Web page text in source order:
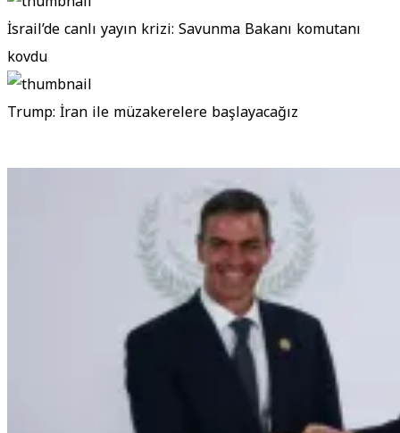
İsrail’de canlı yayın krizi: Savunma Bakanı komutanı
kovdu
Trump: İran ile müzakerelere başlayacağız